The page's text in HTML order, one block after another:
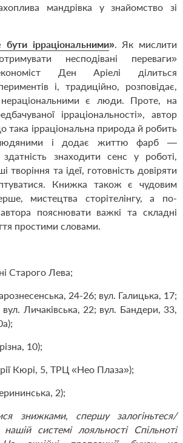
мандрівка у знайомство зі
ірраціональними». Як мислити
несподівані переваги»
Ден Аріелі ділиться
і, традиційно, розповідає,
нераціональними є люди. Проте, на
ірраціональності», автор
така ірраціональна природа й робить
і додає життю фарб —
знаходити сенс у роботі,
творіння та ідеї, готовність довіряти
Книжка також є чудовим
мистецтва сторітелінгу, а по-
пояснювати важкі та складні
простими словами.
Старого Лева;
24-26; вул. Галицька, 17;
вул. Личаківська, 22; вул. Бандери, 33,
10);
Кюрі, 5, ТРЦ «Нео Плаза»);
2);
знижками, спершу залогіньтеся/
системі лояльності Спільноті